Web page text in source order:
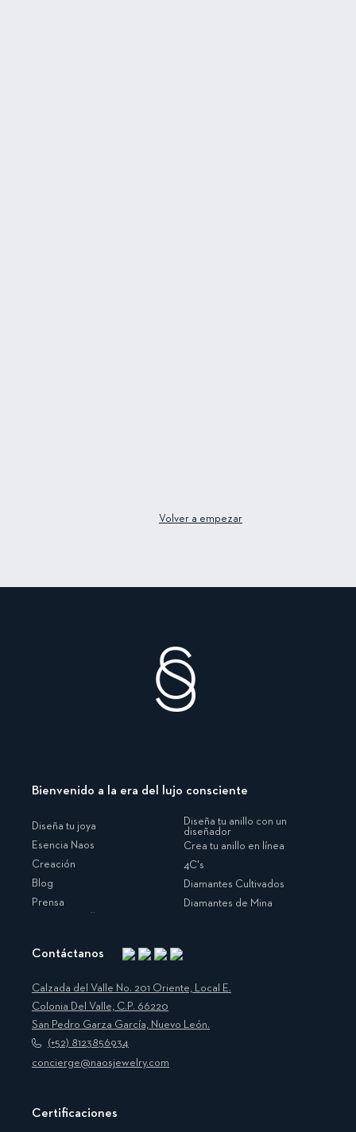
Volver a empezar
Bienvenido a la era del lujo consciente
Diseña tu joya
Esencia Naos
Creación
Blog
Prensa
Diseña tu anillo con un
diseñador
Crea tu anillo en línea
4C's
Diamantes Cultivados
Diamantes de Mina
Contáctanos
Instagram
Facebook
Translation
missing:
es.general.social.links.linkedin
Pinterest
Calzada del Valle No. 201 Oriente, Local E.
Colonia Del Valle, C.P. 66220
San Pedro Garza García, Nuevo León.
(+52) 8123856934
concierge@naosjewelry.com
Certificaciones